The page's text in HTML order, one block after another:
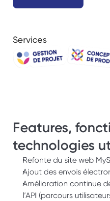
Services
Features,
technologies
Refonte du site web
Ajout des envois
Amélioration continue
l’API (parcours